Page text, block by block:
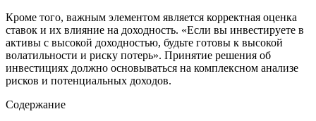
Кроме того, важным элементом является корректная оценка
ставок и их влияние на доходность. «Если вы инвестируете в
активы с высокой доходностью, будьте готовы к высокой
волатильности и риску потерь». Принятие решения об
инвестициях должно основываться на комплексном анализе
рисков и потенциальных доходов.
Содержание